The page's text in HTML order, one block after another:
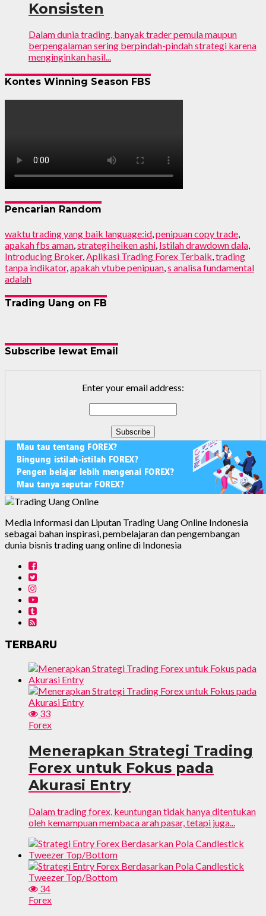
Konsisten
Dalam dunia trading, banyak trader pemula maupun
berpengalaman sering berpindah-pindah strategi karena
menginginkan hasil...
Kontes Winning Season FBS
Pencarian Random
waktu trading yang baik language:id penipuan copy trade
apakah fbs aman strategi heiken ashi Istilah drawdown dala
Introducing Broker, Aplikasi Trading Forex Terbaik trading
tanpa indikator, apakah vtube penipuan s analisa fundamental
adalah
Trading Uang on FB
Subscribe lewat Email
Enter your email address:
Media Informasi dan Liputan Trading Uang Online Indonesia
sebagai bahan inspirasi, pembelajaran dan pengembangan
dunia bisnis trading uang online di Indonesia
TERBARU
33
Forex
Menerapkan Strategi Trading
Forex untuk Fokus pada
Akurasi Entry
Dalam trading forex, keuntungan tidak hanya ditentukan
oleh kemampuan membaca arah pasar, tetapi juga...
34
Forex